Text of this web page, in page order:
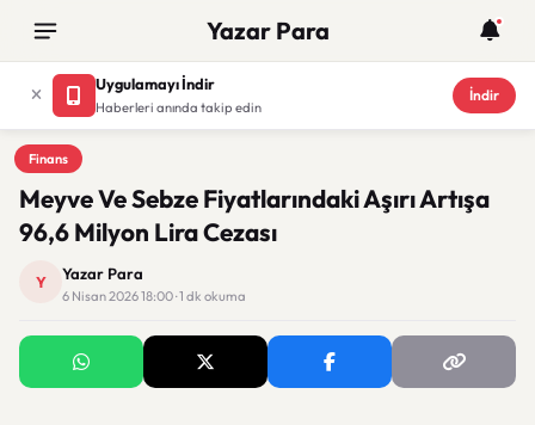
Yazar Para
Uygulamayı İndir
Haberleri anında takip edin
İndir
Finans
Finans
Meyve Ve Sebze Fiyatlarındaki Aşırı Artışa
96,6 Milyon Lira Cezası
Y Yazar Para
6 Nisan 2026 18:00 · 1 dk okuma